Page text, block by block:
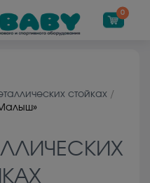
0
стойках /